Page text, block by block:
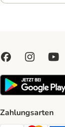
Zahlungsarten